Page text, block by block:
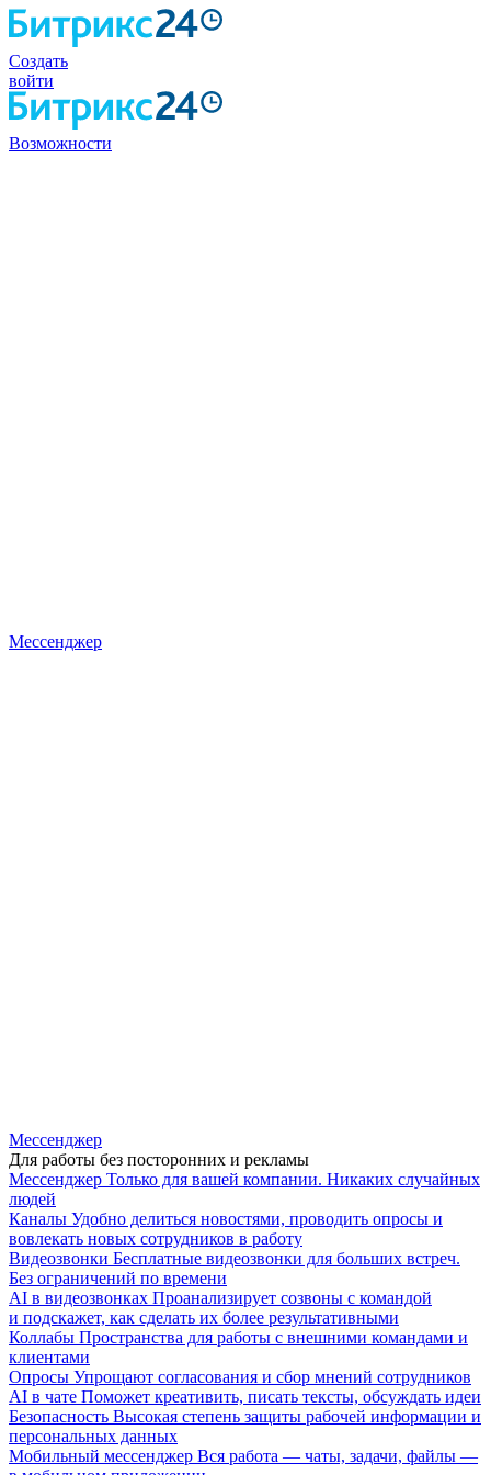
Создать
войти
Возможности
Мессенджер
Мессенджер
Для работы без посторонних и рекламы
Мессенджер Только для вашей компании. Никаких случайных
людей
Каналы Удобно делиться новостями, проводить опросы и
вовлекать новых сотрудников в работу
Видеозвонки Бесплатные видеозвонки для больших встреч.
Без ограничений по времени
AI в видеозвонках Проанализирует созвоны с командой
и подскажет, как сделать их более результативными
Коллабы Пространства для работы с внешними командами и
клиентами
Опросы Упрощают согласования и сбор мнений сотрудников
AI в чате Поможет креативить, писать тексты, обсуждать идеи
Безопасность Высокая степень защиты рабочей информации и
персональных данных
Мобильный мессенджер Вся работа — чаты, задачи, файлы —